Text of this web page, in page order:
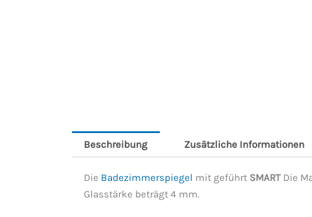
Beschreibung Zusätzliche Informationen
Die Badezimmerspiegel mit geführt SMART Die
Glasstärke beträgt 4 mm.